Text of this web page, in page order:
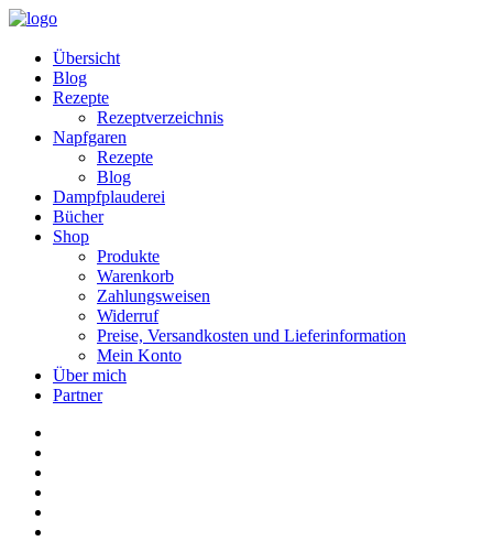
Übersicht
Blog
Rezepte
Rezeptverzeichnis
Napfgaren
Rezepte
Blog
Dampfplauderei
Bücher
Shop
Produkte
Warenkorb
Zahlungsweisen
Widerruf
Preise, Versandkosten und Lieferinformation
Mein Konto
Über mich
Partner